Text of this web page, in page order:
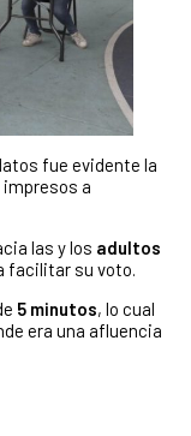
fue evidente la
a
las y los adultos
facilitar su voto.
5 minutos, lo cual
era una afluencia